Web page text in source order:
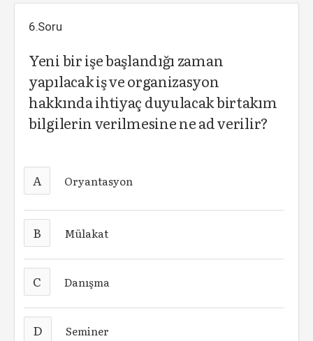
6.Soru
Yeni bir işe başlandığı zaman
yapılacak iş ve organizasyon
hakkında ihtiyaç duyulacak birtakım
bilgilerin verilmesine ne ad verilir?
A Oryantasyon
B Mülakat
C Danışma
D Seminer